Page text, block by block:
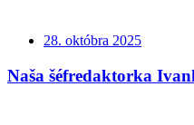
28. októbra 2025
Naša šéfredaktorka